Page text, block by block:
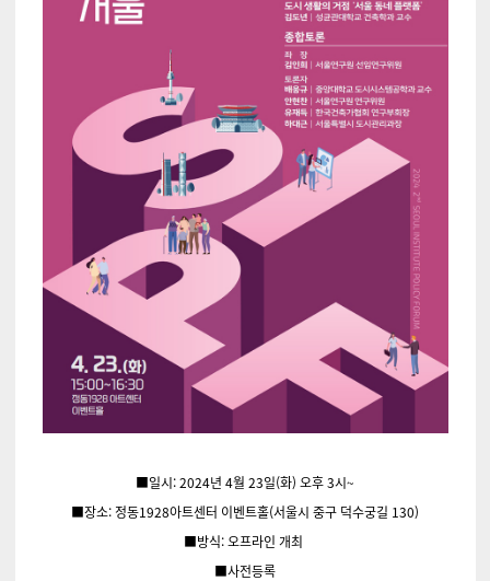
■일시: 2024년 4월 23일(화) 오후 3시~
■장소: 정동1928아트센터 이벤트홀(서울시 중구 덕수궁길 130)
■방식: 오프라인 개최
■사전등록